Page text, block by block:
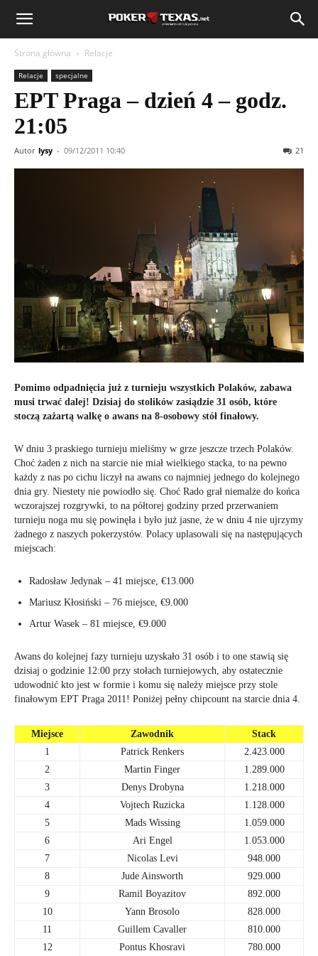
Strona główna Relacje
Relacje specjalne
EPT Praga – dzień 4 – godz.
21:05
Autor lysy - 09/12/2011 10:40 21
Pomimo odpadnięcia już z turnieju wszystkich Polaków, zabawa
musi trwać dalej! Dzisiaj do stolików zasiądzie 31 osób, które
stoczą zażartą walkę o awans na 8-osobowy stół finałowy.
W dniu 3 praskiego turnieju mieliśmy w grze jeszcze trzech Polaków.
Choć żaden z nich na starcie nie miał wielkiego stacka, to na pewno
każdy z nas po cichu liczył na awans co najmniej jednego do kolejnego
dnia gry. Niestety nie powiodło się. Choć Rado grał niemalże do końca
wczorajszej rozgrywki, to na półtorej godziny przed przerwaniem
turnieju noga mu się powinęła i było już jasne, że w dniu 4 nie ujrzymy
żadnego z naszych pokerzystów. Polacy uplasowali się na następujących
miejscach:
Radosław Jedynak – 41 miejsce, €13.000
Mariusz Kłosiński – 76 miejsce, €9.000
Artur Wasek – 81 miejsce, €9.000
Awans do kolejnej fazy turnieju uzyskało 31 osób i to one stawią się
dzisiaj o godzinie 12:00 przy stołach turniejowych, aby ostatecznie
udowodnić kto jest w formie i komu się należy miejsce przy stole
finałowym EPT Praga 2011! Poniżej pełny chipcount na starcie dnia 4.
Miejsce Zawodnik
Stack
1
Patrick Renkers
2.423.000
2
Martin Finger
1.289.000
3
Denys Drobyna
1.218.000
4
Vojtech Ruzicka
1.128.000
5
Mads Wissing
1.059.000
6
Ari Engel
1.053.000
7
Nicolas Levi
948.000
8
Jude Ainsworth
929.000
9
Ramil Boyazitov
892.000
10
Yann Brosolo
828.000
11
Guillem Cavaller
810.000
12
Pontus Khosravi
780.000